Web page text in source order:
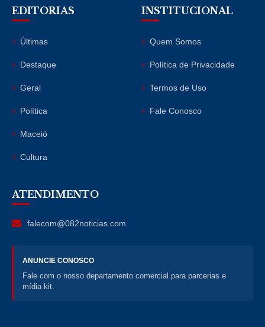
EDITORIAS
Últimas
Destaque
Geral
Política
Maceió
Cultura
INSTITUCIONAL
Quem Somos
Política de Privacidade
Termos de Uso
Fale Conosco
ATENDIMENTO
falecom@082noticias.com
ANUNCIE CONOSCO
Fale com o nosso departamento comercial para parcerias e
mídia kit.